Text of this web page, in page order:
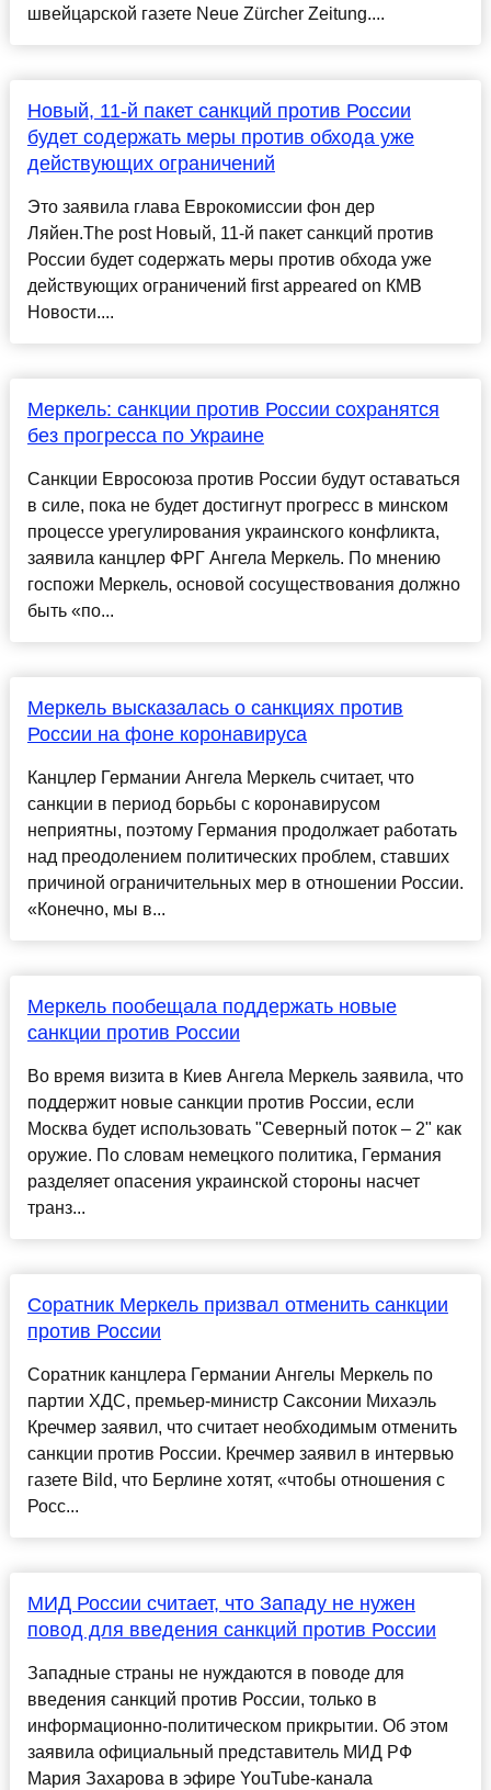
швейцарской газете Neue Zürcher Zeitung....
Новый, 11-й пакет санкций против России
будет содержать меры против обхода уже
действующих ограничений
Это заявила глава Еврокомиссии фон дер
Ляйен.The post Новый, 11-й пакет санкций против
России будет содержать меры против обхода уже
действующих ограничений first appeared on КМВ
Новости....
Меркель: санкции против России сохранятся
без прогресса по Украине
Санкции Евросоюза против России будут оставаться
в силе, пока не будет достигнут прогресс в минском
процессе урегулирования украинского конфликта,
заявила канцлер ФРГ Ангела Меркель. По мнению
госпожи Меркель, основой сосуществования должно
быть «по...
Меркель высказалась о санкциях против
России на фоне коронавируса
Канцлер Германии Ангела Меркель считает, что
санкции в период борьбы с коронавирусом
неприятны, поэтому Германия продолжает работать
над преодолением политических проблем, ставших
причиной ограничительных мер в отношении России.
«Конечно, мы в...
Меркель пообещала поддержать новые
санкции против России
Во время визита в Киев Ангела Меркель заявила, что
поддержит новые санкции против России, если
Москва будет использовать "Северный поток – 2" как
оружие. По словам немецкого политика, Германия
разделяет опасения украинской стороны насчет
транз...
Соратник Меркель призвал отменить санкции
против России
Соратник канцлера Германии Ангелы Меркель по
партии ХДС, премьер-министр Саксонии Михаэль
Кречмер заявил, что считает необходимым отменить
санкции против России. Кречмер заявил в интервью
газете Bild, что Берлине хотят, «чтобы отношения с
Росс...
МИД России считает, что Западу не нужен
повод для введения санкций против России
Западные страны не нуждаются в поводе для
введения санкций против России, только в
информационно-политическом прикрытии. Об этом
заявила официальный представитель МИД РФ
Мария Захарова в эфире YouTube-канала